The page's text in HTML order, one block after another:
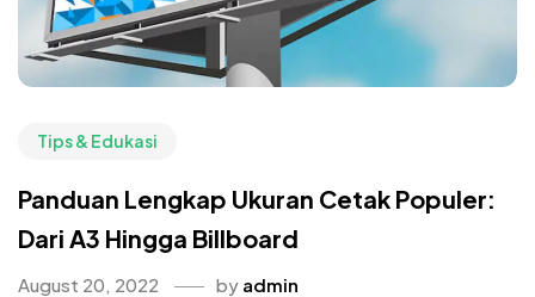
Tips & Edukasi
Panduan Lengkap Ukuran Cetak Populer:
Dari A3 Hingga Billboard
August 20, 2022 by admin